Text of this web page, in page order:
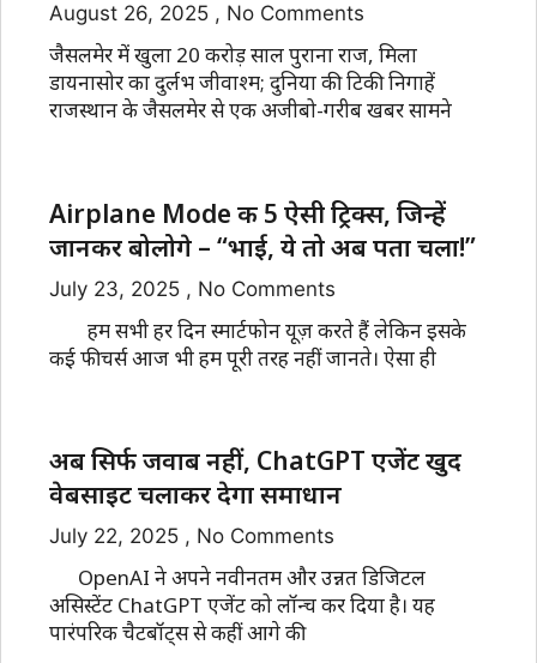
August 26, 2025 No Comments
जैसलमेर में खुला 20 करोड़ साल पुराना राज, मिला
डायनासोर का दुर्लभ जीवाश्म; दुनिया की टिकी निगाहें
राजस्थान के जैसलमेर से एक अजीबो-गरीब खबर सामने
Airplane Mode की 5 ऐसी ट्रिक्स, जिन्हें
जानकर बोलोगे – “भाई, ये तो अब पता चला!”
July 23, 2025 No Comments
हम सभी हर दिन स्मार्टफोन यूज़ करते हैं लेकिन इसके
कई फीचर्स आज भी हम पूरी तरह नहीं जानते। ऐसा ही
अब सिर्फ जवाब नहीं, ChatGPT एजेंट खुद
वेबसाइट चलाकर देगा समाधान
July 22, 2025 No Comments
OpenAI ने अपने नवीनतम और उन्नत डिजिटल
असिस्टेंट ChatGPT एजेंट को लॉन्च कर दिया है। यह
पारंपरिक चैटबॉट्स से कहीं आगे की